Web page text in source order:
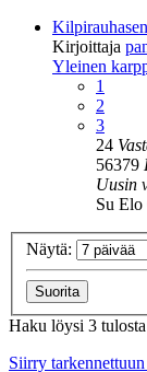
Kirjoittaja
Yleinen
1
2
3
24
56379
Uusin
Su Elo
Näytä:
Haku löysi 3
Siirry